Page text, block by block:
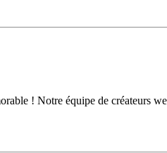
! Notre équipe de créateurs